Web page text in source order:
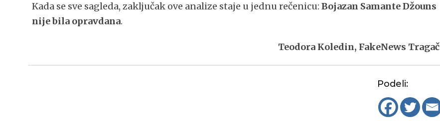
Kada se sve sagleda, zaključak ove analize staje u jednu rečenicu:Bojazan Samante Džouns
nije bila opravdana.
Teodora Koledin, FakeNews Tragač
Podeli: